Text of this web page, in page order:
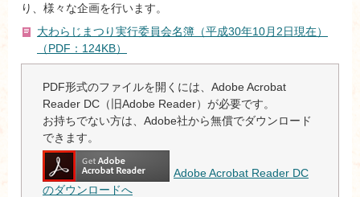
り、様々な企画を行います。
大わらじまつり実行委員会名簿（平成30年10月2日現在）
（PDF：124KB）
PDF形式のファイルを開くには、Adobe Acrobat
Reader DC（旧Adobe Reader）が必要です。
お持ちでない方は、Adobe社から無償でダウンロード
できます。
Adobe Acrobat Reader DC
のダウンロードへ